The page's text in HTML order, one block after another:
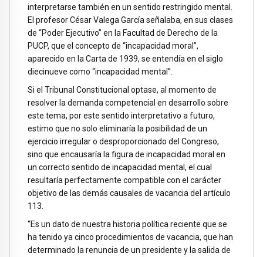
interpretarse también en un sentido restringido mental.
El profesor César Valega García señalaba, en sus clases
de “Poder Ejecutivo” en la Facultad de Derecho de la
PUCP, que el concepto de “incapacidad moral”,
aparecido en la Carta de 1939, se entendía en el siglo
diecinueve como “incapacidad mental”.
Si el Tribunal Constitucional optase, al momento de
resolver la demanda competencial en desarrollo sobre
este tema, por este sentido interpretativo a futuro,
estimo que no solo eliminaría la posibilidad de un
ejercicio irregular o desproporcionado del Congreso,
sino que encausaría la figura de incapacidad moral en
un correcto sentido de incapacidad mental, el cual
resultaría perfectamente compatible con el carácter
objetivo de las demás causales de vacancia del artículo
113.
“Es un dato de nuestra historia política reciente que se
ha tenido ya cinco procedimientos de vacancia, que han
determinado la renuncia de un presidente y la salida de